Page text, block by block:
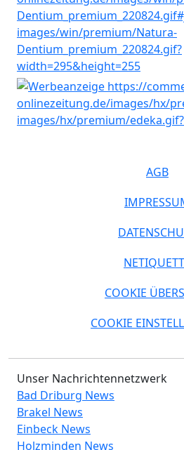
AGB
COOKIE
COOKIE
Unser Nachrichtennetzwerk
Bad Driburg News
Brakel News
Einbeck News
Holzminden News